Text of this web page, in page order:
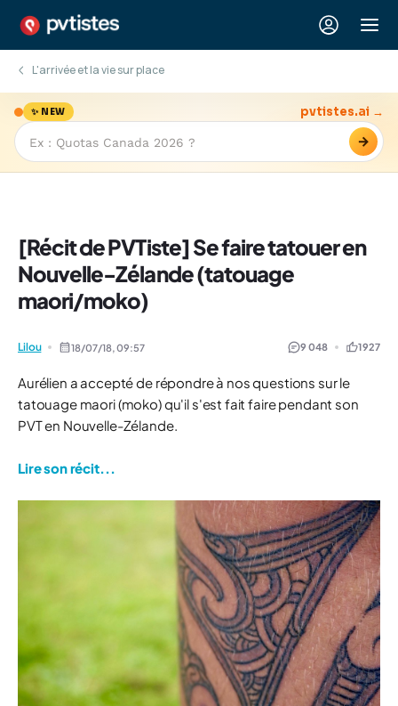
L'arrivée et la vie sur place
✨ NEW
→
pvtistes.ai →
[Récit de PVTiste] Se faire tatouer en
Nouvelle-Zélande (tatouage
maori/moko)
Lilou 18/07/18,09:57 9 048 1 927
Aurélien a accepté de répondre à nos questions sur le
tatouage maori (moko) qu'il s'est fait faire pendant son
PVT en Nouvelle-Zélande.
Lire son récit...